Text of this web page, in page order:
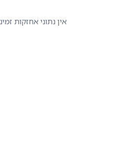
אין נתוני אחזקות